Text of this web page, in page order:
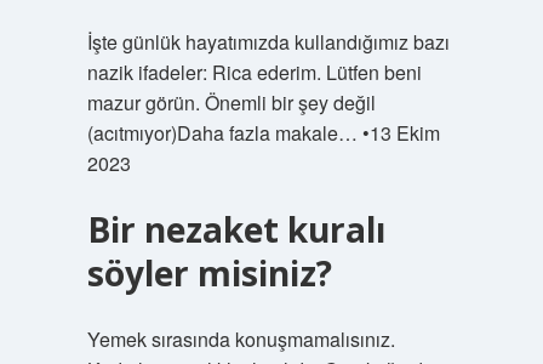
İşte günlük hayatımızda kullandığımız bazı
nazik ifadeler: Rica ederim. Lütfen beni
mazur görün. Önemli bir şey değil
(acıtmıyor)Daha fazla makale… •13 Ekim
2023
Bir nezaket kuralı
söyler misiniz?
Yemek sırasında konuşmamalısınız.